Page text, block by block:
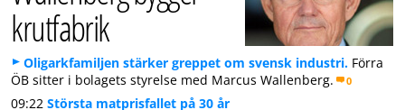
krutfabrik
Oligarkfamiljen stärker greppet om svensk industri. Förra
ÖB sitter i bolagets styrelse med Marcus Wallenberg.
0
09:22 Största matprisfallet på 30 år